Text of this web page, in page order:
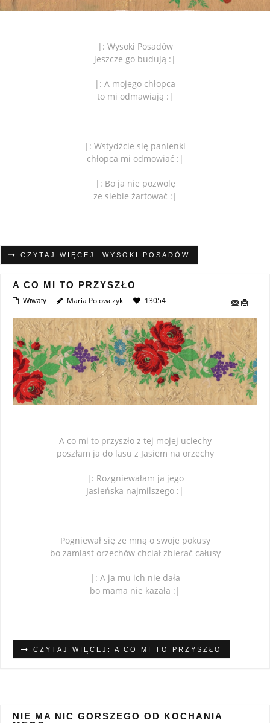
|: Wysoki Posadów
jeszcze go budują :|
|: A mojego chłopca
to mi odmawiają :|
|: Wstydźcie się panienki
chłopca mi odmowiać :|
|: Bo ja nie pozwolę
ze siebie żartować :|
CZYTAJ WIĘCEJ: WYSOKI POSADÓW
A CO MI TO PRZYSZŁO
Wiwaty Maria Polowczyk 13054
A co mi to przyszło z tej mojej uciechy
poszłam ja do lasu z Jasiem na orzechy
|: Rozgniewałam ja jego
Jasieńska najmilszego :|
Pogniewał się ze mną o swoje pokusy
bo zamiast orzechów chciał zbierać całusy
|: A ja mu ich nie dała
bo mama nie kazała :|
CZYTAJ WIĘCEJ: A CO MI TO PRZYSZŁO
NIE MA NIC GORSZEGO OD KOCHANIA